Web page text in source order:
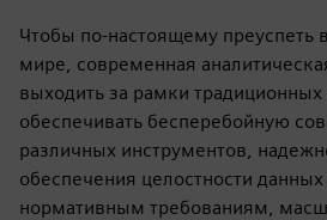
Чтобы по-настоящему
мире, современная
выходить за рамки
обеспечивать бесперебойную
различных инструментов,
обеспечения целостности данных
нормативным требованиям,